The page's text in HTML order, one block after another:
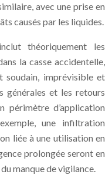
avec une prise en
causés par les liquides.
théoriquement les
la casse accidentelle,
soudain, imprévisible et
générales et les retours
périmètre d’application
une infiltration
liée à une utilisation en
prolongée seront en
manque de vigilance.